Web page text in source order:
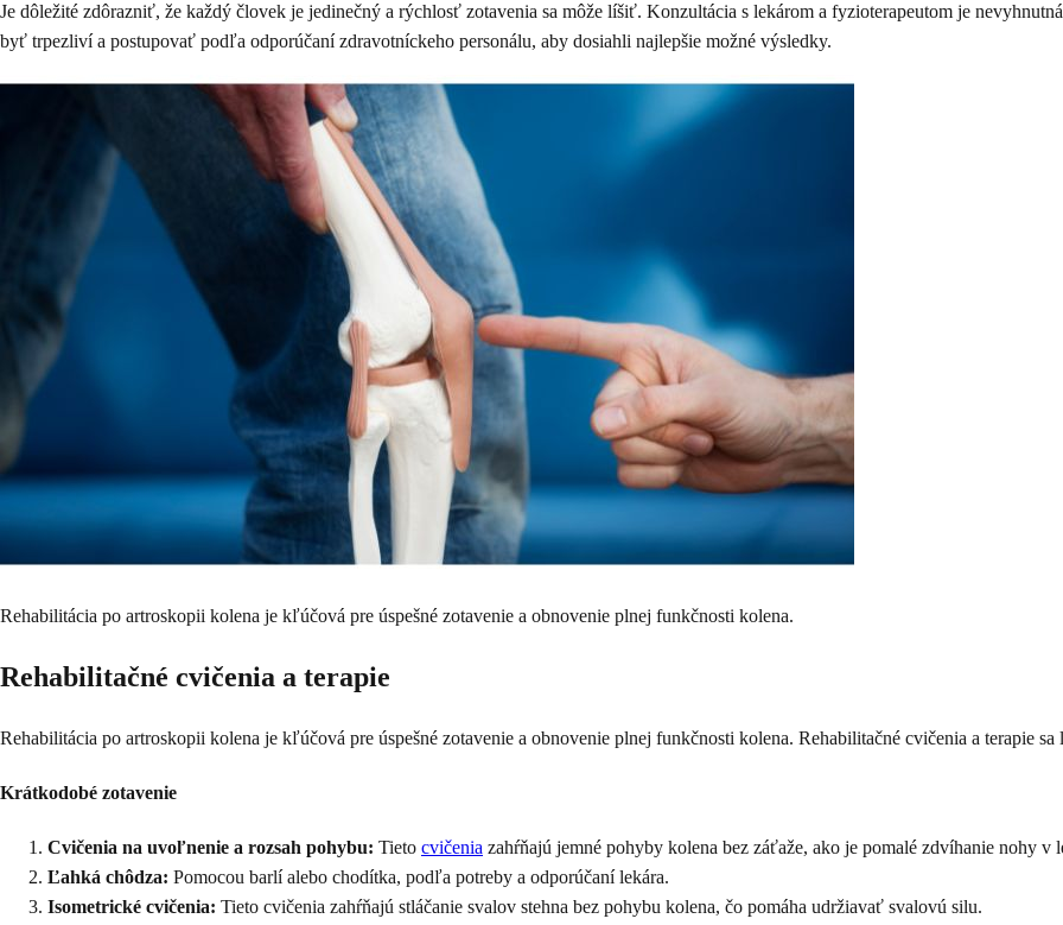
Je dôležité zdôrazniť, že každý človek je jedinečný a rýchlosť zotavenia sa môže líšiť. Konzultácia s lekárom a fyzioterapeutom je
byť trpezliví a postupovať podľa odporúčaní zdravotníckeho personálu, aby dosiahli najlepšie možné výsledky.
Rehabilitácia po artroskopii kolena je kľúčová pre úspešné zotavenie a obnovenie plnej funkčnosti kolena.
Rehabilitačné cvičenia a terapie
Rehabilitácia po artroskopii kolena je kľúčová pre úspešné zotavenie a obnovenie plnej funkčnosti kolena. Rehabilitačné cvičenia a terapie
Krátkodobé zotavenie
Cvičenia na uvoľnenie a rozsah pohybu: Tieto cvičenia zahŕňajú jemné pohyby kolena bez záťaže, ako je pomalé zdvíhanie nohy v
Ľahká chôdza: Pomocou barlí alebo chodítka, podľa potreby a odporúčaní lekára.
Isometrické cvičenia: Tieto cvičenia zahŕňajú stláčanie svalov stehna bez pohybu kolena, čo pomáha udržiavať svalovú silu.